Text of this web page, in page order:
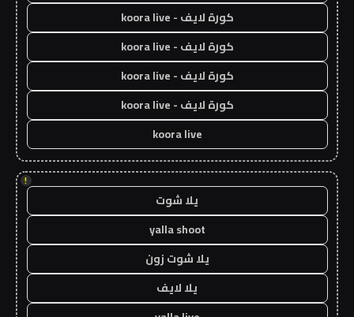
كورة لايف - koora live
كورة لايف - koora live
كورة لايف - koora live
كورة لايف - koora live
koora live
!
يلا شوت
yalla shoot
يلا شوت زون
يلا لايف